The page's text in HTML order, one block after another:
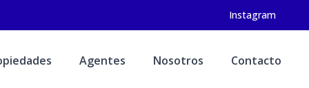
Instagram
Agentes Nosotros Contacto